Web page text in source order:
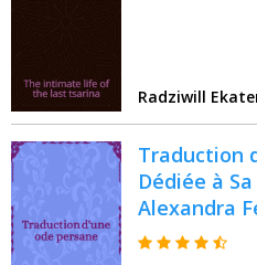
Radziwill
Traduction
Dédiée à
Alexandra